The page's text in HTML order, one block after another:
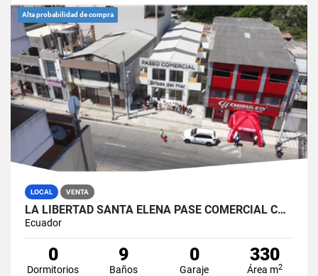
Alta probabilidad de compra
LOCAL VENTA
LA LIBERTAD SANTA ELENA PASE COMERCIAL CON 8 LOCALES EN VENTA
Ecuador
0
Dormitorios
9
Baños
0
Garaje
330
Área m2